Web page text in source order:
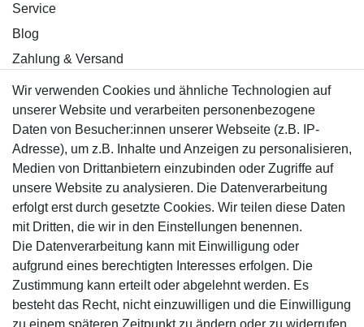
Service
Blog
Zahlung & Versand
Sicher einkaufen
Mitglied
Motor-Fit
© Copyright 2026 | Alle Rechte vorbehalten.
Wir verwenden Cookies und ähnliche Technologien auf
unserer Website und verarbeiten personenbezogene
Daten von Besucher:innen unserer Webseite (z.B. IP-
Adresse), um z.B. Inhalte und Anzeigen zu personalisieren,
Medien von Drittanbietern einzubinden oder Zugriffe auf
unsere Website zu analysieren. Die Datenverarbeitung
erfolgt erst durch gesetzte Cookies. Wir teilen diese Daten
mit Dritten, die wir in den Einstellungen benennen.
Die Datenverarbeitung kann mit Einwilligung oder
aufgrund eines berechtigten Interesses erfolgen. Die
Zustimmung kann erteilt oder abgelehnt werden. Es
besteht das Recht, nicht einzuwilligen und die Einwilligung
zu einem späteren Zeitpunkt zu ändern oder zu widerrufen.